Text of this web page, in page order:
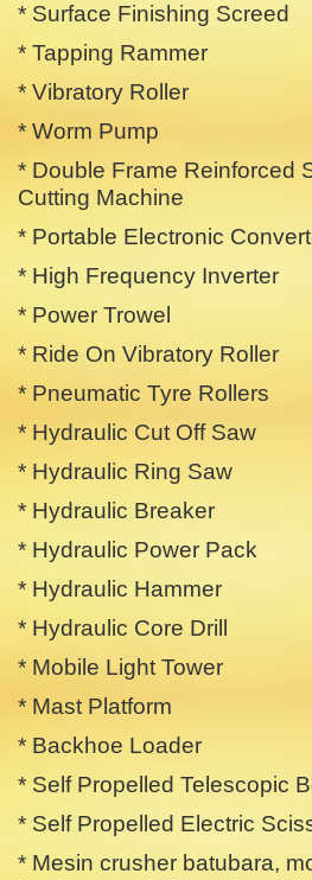
* Surface Finishing Screed
* Tapping Rammer
* Vibratory Roller
* Worm Pump
* Double Frame Reinforced
Cutting Machine
* Portable Electronic
* High Frequency Inverter
* Power Trowel
* Ride On Vibratory Roller
* Pneumatic Tyre Rollers
* Hydraulic Cut Off Saw
* Hydraulic Ring Saw
* Hydraulic Breaker
* Hydraulic Power Pack
* Hydraulic Hammer
* Hydraulic Core Drill
* Mobile Light Tower
* Mast Platform
* Backhoe Loader
* Self Propelled Telescopic
* Self Propelled Electric
* Mesin crusher batubara,